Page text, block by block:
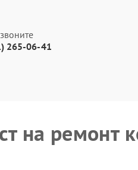
265-06-41
на ремонт